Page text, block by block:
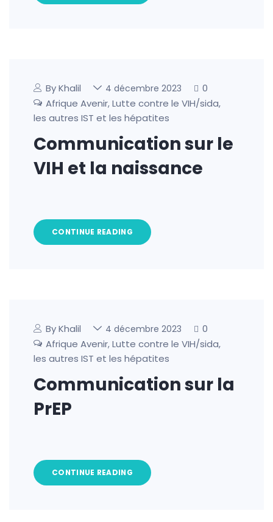
By Khalil 4 décembre 2023
0
Afrique Avenir, Lutte contre le VIH/sida,
les autres IST et les hépatites
Communication sur le
VIH et la naissance
CONTINUE READING
By Khalil 4 décembre 2023
0
Afrique Avenir, Lutte contre le VIH/sida,
les autres IST et les hépatites
Communication sur la
PrEP
CONTINUE READING